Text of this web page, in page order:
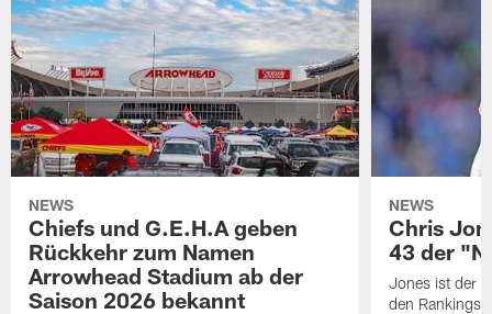
NEWS
Chiefs und G.E.H.A geben
Rückkehr zum Namen
Arrowhead Stadium ab der
Saison 2026 bekannt
NEWS
Chris
43 der
Jones ist der
den Rankings